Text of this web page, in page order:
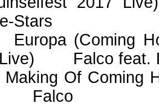
Stars
(Coming
Falco feat.
Of Coming
Falco